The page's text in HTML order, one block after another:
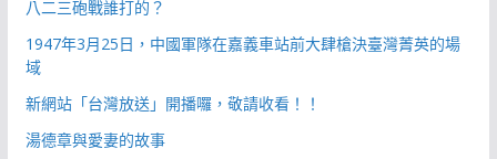
八二三砲戰誰打的？
1947年3月25日，中國軍隊在嘉義車站前大肆槍決臺灣菁英的場
域
新網站「台灣放送」開播囉，敬請收看！！
湯德章與愛妻的故事